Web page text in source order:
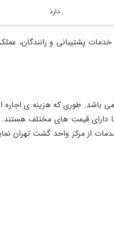
دارد
خدمات پشتیبانی و رانندگان،
می باشد. طوری که هزینه ی
از مرکز واحد گشت تهران